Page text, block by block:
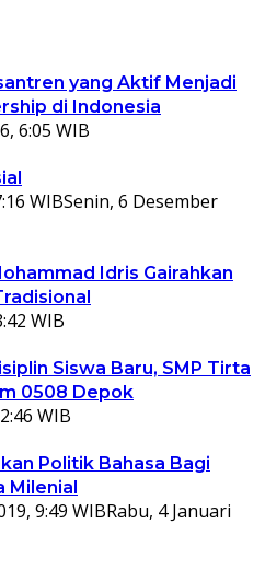
yang Aktif Menjadi
di Indonesia
6:05 WIB
WIBSenin, 6 Desember
Idris Gairahkan
WIB
Siswa Baru, SMP Tirta
0508 Depok
WIB
Politik Bahasa Bagi
Milenial
9:49 WIBRabu, 4 Januari